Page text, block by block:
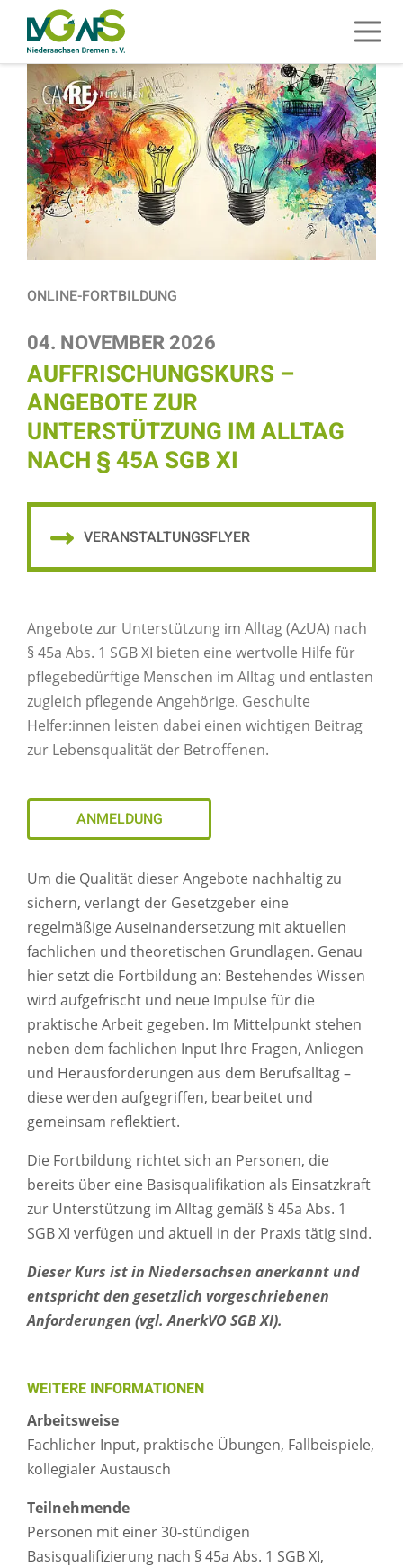
ZUM HAUPTINHALT SPRINGEN
ZUR SUCHE SPRINGEN
ONLINE-FORTBILDUNG
04. NOVEMBER 2026
AUFFRISCHUNGSKURS –
ANGEBOTE ZUR
UNTERSTÜTZUNG IM ALLTAG
NACH § 45A SGB XI
VERANSTALTUNGSFLYER
Angebote zur Unterstützung im Alltag (AzUA) nach
§ 45a Abs. 1 SGB XI bieten eine wertvolle Hilfe für
pflegebedürftige Menschen im Alltag und entlasten
zugleich pflegende Angehörige. Geschulte
Helfer:innen leisten dabei einen wichtigen Beitrag
zur Lebensqualität der Betroffenen.
ANMELDUNG
Um die Qualität dieser Angebote nachhaltig zu
sichern, verlangt der Gesetzgeber eine
regelmäßige Auseinandersetzung mit aktuellen
fachlichen und theoretischen Grundlagen. Genau
hier setzt die Fortbildung an: Bestehendes Wissen
wird aufgefrischt und neue Impulse für die
praktische Arbeit gegeben. Im Mittelpunkt stehen
neben dem fachlichen Input Ihre Fragen, Anliegen
und Herausforderungen aus dem Berufsalltag –
diese werden aufgegriffen, bearbeitet und
gemeinsam reflektiert.
Die Fortbildung richtet sich an Personen, die
bereits über eine Basisqualifikation als Einsatzkraft
zur Unterstützung im Alltag gemäß § 45a Abs. 1
SGB XI verfügen und aktuell in der Praxis tätig sind.
Dieser Kurs ist in Niedersachsen anerkannt und
entspricht den gesetzlich vorgeschriebenen
Anforderungen (vgl. AnerkVO SGB XI).
WEITERE INFORMATIONEN
Arbeitsweise
Fachlicher Input, praktische Übungen, Fallbeispiele,
kollegialer Austausch
Teilnehmende
Personen mit einer 30-stündigen
Basisqualifizierung nach § 45a Abs. 1 SGB XI,